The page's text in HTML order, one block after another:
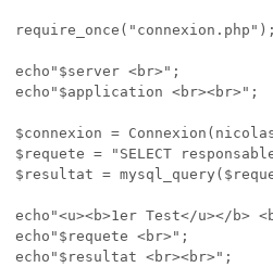
require_once("connexion.php");
echo"$server <br>";
echo"$application <br><br>";
$connexion =
$requete = "SELECT
$resultat =
echo"<u><b>1er Test</u></b>
echo"$requete <br>";
echo"$resultat <br><br>";